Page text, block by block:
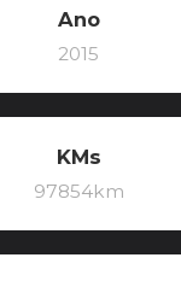
Ano
2015
KMs
97854km